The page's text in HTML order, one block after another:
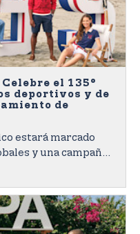
el 135°
deportivos y de
de
estará marcado
y una campaña
Polo Assn., que
consumidores de